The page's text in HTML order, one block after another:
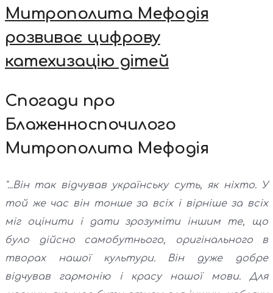
Митрополита Мефодія
розвиває цифрову
катехизацію дітей
Спогади про
Блаженноспочилого
Митрополита Мефодія
"...Він так відчував українську суть, як ніхто. У
той же час він тонше за всіх і вірніше за всіх
міг оцінити і дати зрозуміти іншим те, що
було дійсно самобутнього, оригінального в
творах нашої культури. Він дуже добре
відчував гармонію і красу нашої мови. Для